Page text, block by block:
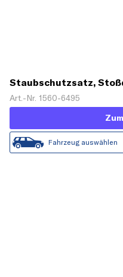
Staubschutzsatz,
Art.-Nr. 1560-6495
Fahrzeug auswählen